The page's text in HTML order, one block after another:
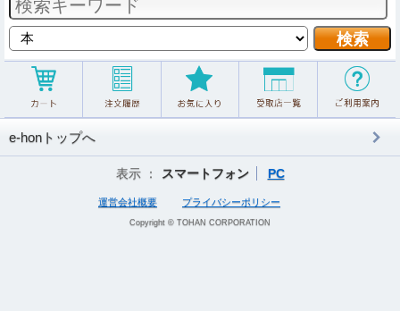
e-honトップへ
表示 ： スマートフォン PC
運営会社概要 プライバシーポリシー
Copyright © TOHAN CORPORATION